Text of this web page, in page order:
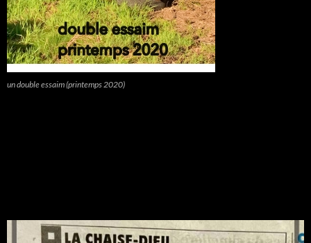
un double essaim (printemps 2020)